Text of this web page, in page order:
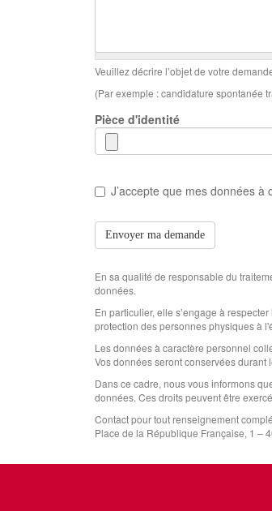
Veuillez décrire l’objet de votre
(Par exemple : candidature spontanée
Pièce d'identité
J’accepte que mes données
Envoyer ma demande
En sa qualité de responsable du
données.
En particulier, elle s’engage à
protection des personnes physiques à
Les données à caractère personnel
Vos données seront conservées durant
Dans ce cadre, nous vous informons
données. Ces droits peuvent être
Contact pour tout renseignement
Place de la République Française, 1 –